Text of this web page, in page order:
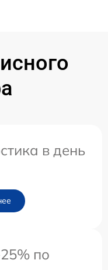
в день
по